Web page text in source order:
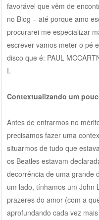
favorável que vêm de
no Blog – até porque amo
procurarei me especializar
escrever vamos meter o pé
disco que é: PAUL
I.
Contextualizando um
Antes de entrarmos no
precisamos fazer uma
situarmos de tudo que
os Beatles estavam
decorrência de uma grande
um lado, tínhamos um John
prazeres do amor (com a
aprofundando cada vez